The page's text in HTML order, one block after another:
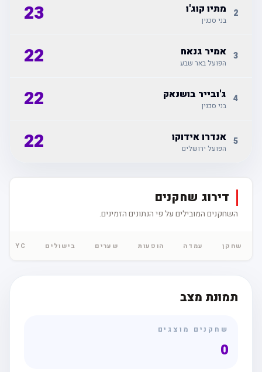
מתיו קוג'ו
בני סכנין 23
אמיר גנאח
הפועל באר שבע 22
ג'ובייר בושנאק
בני סכנין 22
אנדרו אידוקו
הפועל ירושלים 22
דירוג שחקנים
השחקנים המובילים על פי הנתונים הזמינים.
שחקן עמדה הופעות שערים בישולים YC
תמונת מצב
שחקנים מוצגים